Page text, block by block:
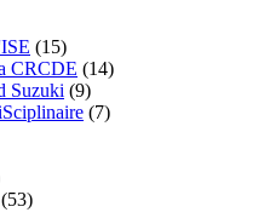
(15)
CRCDE (14)
Suzuki (9)
(7)
(53)